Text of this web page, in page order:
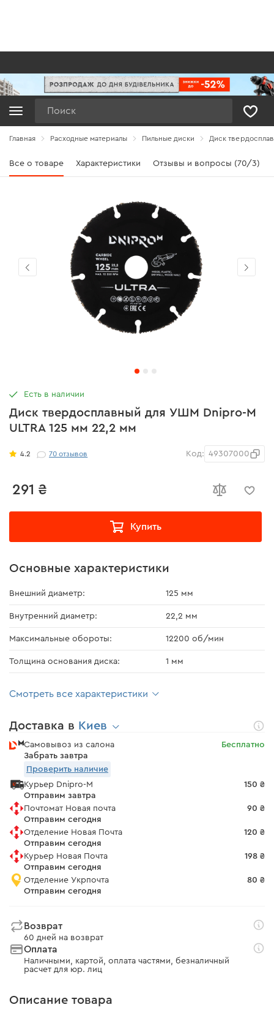
Главная Расходные материалы Пильные диски Диск
Все о товаре Характеристики Отзывы и вопросы (70/3)
Диск твердосплавный для УШМ Dnipro-M
ULTRA 125 мм 22,2 мм
4.2 70отзывов Код: 49307000
291 ₴
Купить
Есть в наличии
Основные характеристики
Внешний диаметр: 125 мм
Внутренний диаметр: 22,2 мм
Максимальные обороты: 12200 об/мин
Толщина основания диска: 1 мм
Смотреть все характеристики
Доставка в Киев
Самовывоз из салона
Забрать завтра
Бесплатно
Проверить наличие
Курьер Dnipro-M
Отправим завтра
150 ₴
Почтомат Новая почта
Отправим сегодня
90 ₴
Отделение Новая Почта
Отправим сегодня
120 ₴
Курьер Новая Почта
Отправим сегодня
198 ₴
Отделение Укрпочта
Отправим сегодня
80 ₴
Возврат
60 дней на возврат
Оплата
Наличными, картой, оплата частями, безналичный
расчет для юр. лиц
Описание товара